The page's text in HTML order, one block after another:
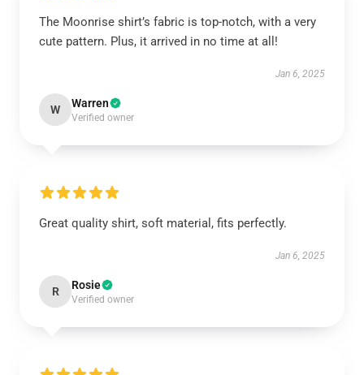
The Moonrise shirt’s fabric is top-notch, with a very
cute pattern. Plus, it arrived in no time at all!
Jan 6, 2025
W Warren
Verified owner
Great quality shirt, soft material, fits perfectly.
Jan 6, 2025
R Rosie
Verified owner